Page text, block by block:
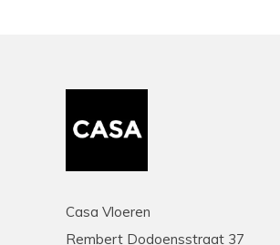
Casa Vloeren
Rembert Dodoensstraat 37